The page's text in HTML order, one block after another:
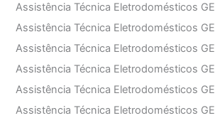
Assistência Técnica Eletrodomésticos GE
Assistência Técnica Eletrodomésticos GE
Assistência Técnica Eletrodomésticos GE
Assistência Técnica Eletrodomésticos GE
Assistência Técnica Eletrodomésticos GE
Assistência Técnica Eletrodomésticos GE